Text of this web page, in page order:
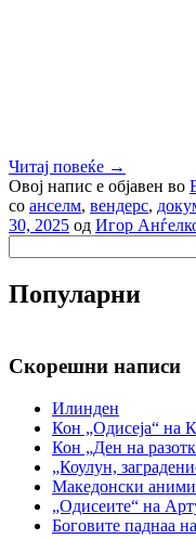
Читај повеќе →
Овој напис е објавен во
со анселм, вендерс,
30, 2025 од Игор
за:
Популарни
Скорешни написи
Илинден
Кон „Одисеја“ на
Кон „Ден на
„Коулун,
Македонски
„Одисеите“ на
Боговите паднаа